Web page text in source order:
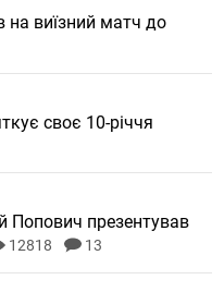
на виїзний матч до
своє 10-річчя
Попович презентував
12818 13